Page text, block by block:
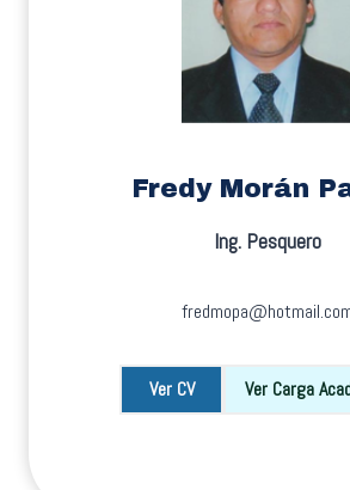
Fredy Morán
Ing. Pesquero
Ver CV Ver Carga